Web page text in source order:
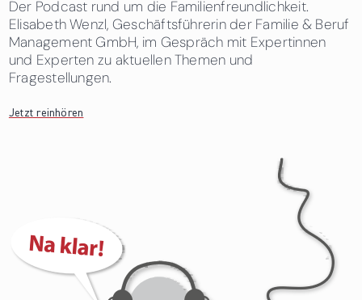
Der Podcast rund um die Familienfreundlichkeit.
Elisabeth Wenzl, Geschäftsführerin der Familie & Beruf
Management GmbH, im Gespräch mit Expertinnen
und Experten zu aktuellen Themen und
Fragestellungen.
Jetzt reinhören